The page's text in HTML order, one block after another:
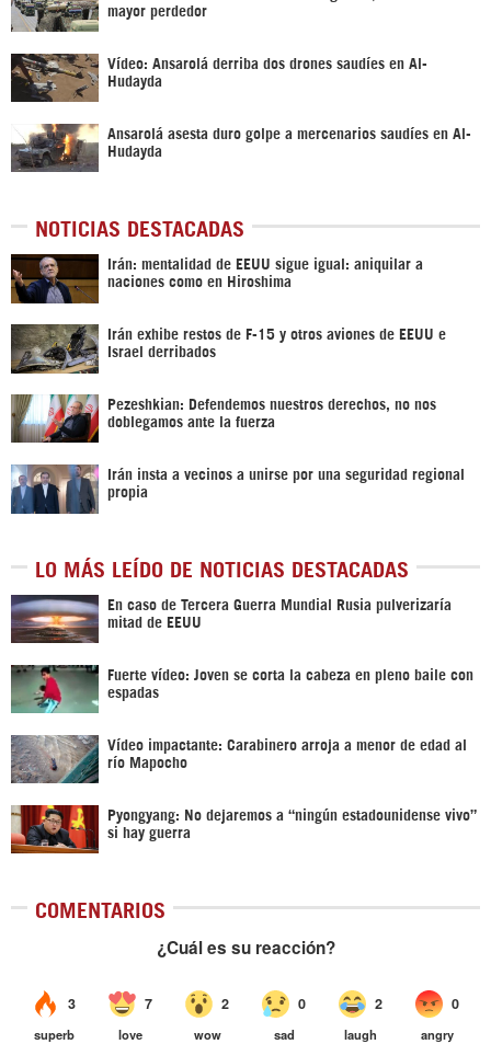
mayor perdedor
Vídeo: Ansarolá derriba dos drones saudíes en Al-
Hudayda
Ansarolá asesta duro golpe a mercenarios saudíes en Al-
Hudayda
NOTICIAS DESTACADAS
Irán: mentalidad de EEUU sigue igual: aniquilar a
naciones como en Hiroshima
Irán exhibe restos de F-15 y otros aviones de EEUU e
Israel derribados
Pezeshkian: Defendemos nuestros derechos, no nos
doblegamos ante la fuerza
Irán insta a vecinos a unirse por una seguridad regional
propia
LO MÁS LEÍDO DE NOTICIAS DESTACADAS
En caso de Tercera Guerra Mundial Rusia pulverizaría
mitad de EEUU
Fuerte vídeo: Joven se corta la cabeza en pleno baile con
espadas
Vídeo impactante: Carabinero arroja a menor de edad al
río Mapocho
Pyongyang: No dejaremos a “ningún estadounidense vivo”
si hay guerra
COMENTARIOS